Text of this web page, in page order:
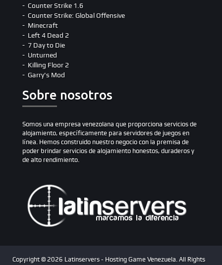
Counter Strike 1.6
Counter Strike: Global Offensive
Minecraft
Left 4 Dead 2
7 Day to Die
Unturned
Killing Floor 2
Garry's Mod
Sobre nosotros
Somos una empresa venezolana que proporciona servicios de
alojamiento, específicamente para servidores de juegos en
línea. Hemos construido nuestro negocio con la premisa de
poder brindar servicios de alojamiento honestos, duraderos y
de alto rendimiento.
Copyright © 2026 Latinservers - Hosting Game Venezuela. All Rights